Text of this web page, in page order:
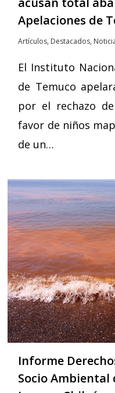
Apelaciones de
Artículos, Destacados,
El Instituto
de Temuco
por el rechazo
favor de niños
de un…
Informe
Socio Ambiental